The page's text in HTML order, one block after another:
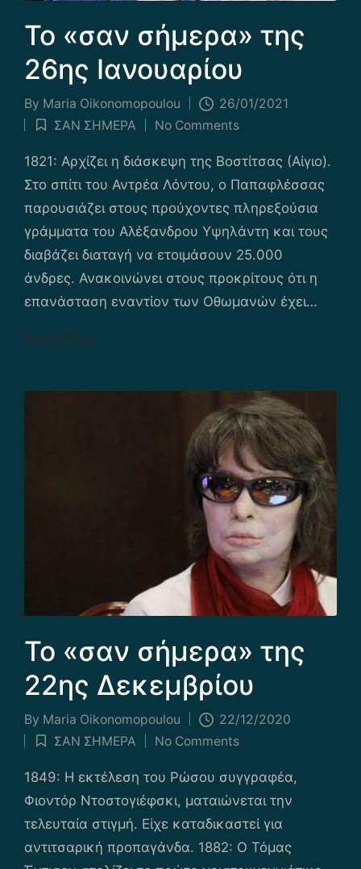
Το «σαν σήμερα» της
26ης Ιανουαρίου
Posted
by
By Maria Οikonomopoulou 26/01/2021
Posted
in
ΣΑΝ ΣΗΜΕΡΑ No Comments
1821: Αρχίζει η διάσκεψη της Βοστίτσας (Αίγιο).
Στο σπίτι του Αντρέα Λόντου, ο Παπαφλέσσας
παρουσιάζει στους προύχοντες πληρεξούσια
γράμματα του Αλέξανδρου Υψηλάντη και τους
διαβάζει διαταγή να ετοιμάσουν 25.000
άνδρες. Ανακοινώνει στους προκρίτους ότι η
επανάσταση εναντίον των Οθωμανών έχει…
Read More
Το «σαν σήμερα» της
22ης Δεκεμβρίου
Posted
by
By Maria Οikonomopoulou 22/12/2020
Posted
in
ΣΑΝ ΣΗΜΕΡΑ No Comments
1849: Η εκτέλεση του Ρώσου συγγραφέα,
Φιοντόρ Ντοστογιέφσκι, ματαιώνεται την
τελευταία στιγμή. Είχε καταδικαστεί για
αντιτσαρική προπαγάνδα. 1882: Ο Τόμας